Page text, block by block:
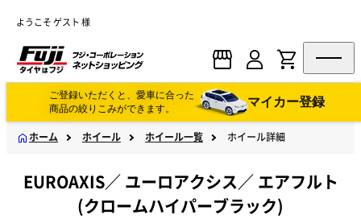
ようこそ ゲスト 様
ご登録いただくと、愛車に合った
商品の絞りこみができます。
マイカー登録
ホーム ホイール ホイール一覧 ホイール詳細
EUROAXIS／ ユーロアクシス／ エアフルト
(クロームハイパーブラック)